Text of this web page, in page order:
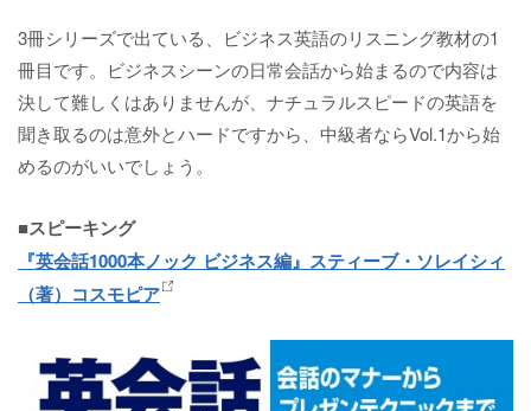
3冊シリーズで出ている、ビジネス英語のリスニング教材の1
冊目です。ビジネスシーンの日常会話から始まるので内容は
決して難しくはありませんが、ナチュラルスピードの英語を
聞き取るのは意外とハードですから、中級者ならVol.1から始
めるのがいいでしょう。
■スピーキング
『英会話1000本ノック ビジネス編』スティーブ・ソレイシィ
（著）コスモピア